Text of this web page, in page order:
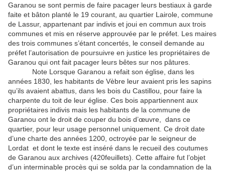
Garanou se sont permis de faire pacager leurs bestiaux à garde
faite et bâton planté le 19 courant, au quartier Lairole, commune
de Lassur, appartenant par indivis et joui en commun aux trois
communes et mis en réserve approuvée par le préfet. Les maires
des trois communes s’étant concertés, le conseil demande au
préfet l’autorisation de poursuivre en justice les propriétaires de
Garanou qui ont fait pacager leurs bêtes sur nos pâtures.
Note Lorsque Garanou a refait son église, dans les
années 1830, les habitants de Vèbre leur avaient pris les sapins
qu’ils avaient abattus, dans les bois du Castillou, pour faire la
charpente du toit de leur église. Ces bois appartiennent aux
propriétaires indivis mais les habitants de la commune de
Garanou ont le droit de couper du bois d’œuvre, dans ce
quartier, pour leur usage personnel uniquement. Ce droit date
d’une charte des années 1200, octroyée par le seigneur de
Lordat et dont le texte est inséré dans le recueil des coutumes
de Garanou aux archives (420feuillets). Cette affaire fut l’objet
d’un interminable procès qui se solda par la condamnation de la